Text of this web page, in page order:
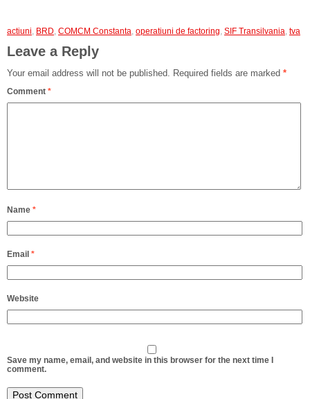
actiuni, BRD, COMCM Constanta, operatiuni de factoring, SIF Transilvania, tva
Leave a Reply
Your email address will not be published. Required fields are marked *
Comment *
Name *
Email *
Website
Save my name, email, and website in this browser for the next time I
comment.